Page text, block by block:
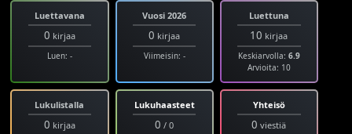
Luettavana
0 kirjaa
Luen: -
Vuosi 2026
0 kirjaa
Viimeisin: -
Luettuna
10 kirjaa
Keskiarvolla: 6.9
Arvioita: 10
Lukulistalla
0 kirjaa
Lukuhaasteet
0 / 0
Yhteisö
0 viestiä